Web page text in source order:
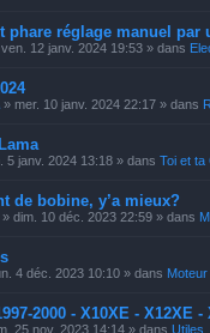
phare réglage manuel par
ven. 12 janv. 2024 19:53 » dans
» mer. 10 janv. 2024 22:17 » dans
5 janv. 2024 13:18 » dans Toi et ta
de bobine, y’a mieux?
» dim. 10 déc. 2023 22:59 » dans
4 déc. 2023 10:10 » dans Moteur
2000 - X10XE - X12XE
25 nov. 2023 14:14 » dans Utiles